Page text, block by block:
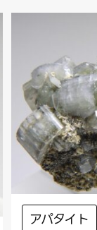
アパタイト